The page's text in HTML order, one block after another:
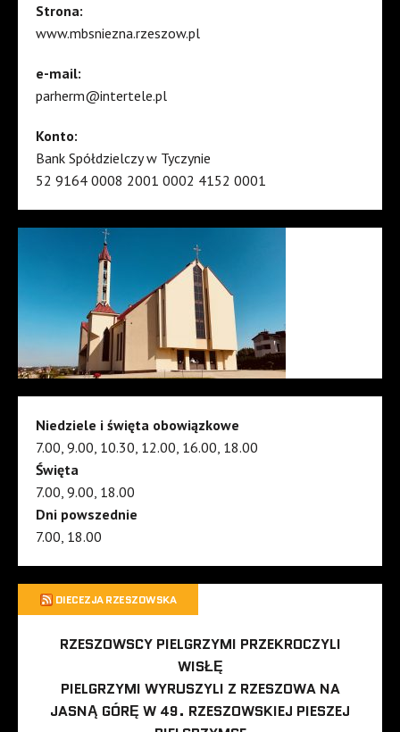
Strona:
www.mbsniezna.rzeszow.pl
e-mail:
parherm@intertele.pl
Konto:
Bank Spółdzielczy w Tyczynie
52 9164 0008 2001 0002 4152 0001
Niedziele i święta obowiązkowe
7.00, 9.00, 10.30, 12.00, 16.00, 18.00
Święta
7.00, 9.00, 18.00
Dni powszednie
7.00, 18.00
DIECEZJA RZESZOWSKA
RZESZOWSCY PIELGRZYMI PRZEKROCZYLI
WISŁĘ
PIELGRZYMI WYRUSZYLI Z RZESZOWA NA
JASNĄ GÓRĘ W 49. RZESZOWSKIEJ PIESZEJ